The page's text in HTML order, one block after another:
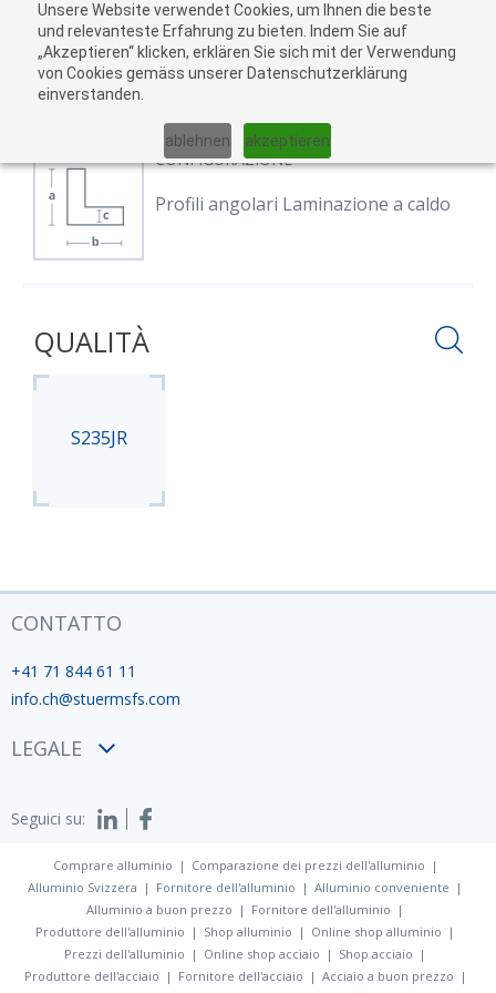
Unsere Website verwendet Cookies, um Ihnen die beste
und relevanteste Erfahrung zu bieten. Indem Sie auf
„Akzeptieren“ klicken, erklären Sie sich mit der Verwendung
von Cookies gemäss unserer Datenschutzerklärung
einverstanden.
ablehnen akzeptieren
01 02
CONFIGURAZIONE
Profili angolari Laminazione a caldo
QUALITÀ
S235JR
CONTATTO
+41 71 844 61 11
info.ch@stuermsfs.com
LEGALE
Privacy policy
Seguici su:
Comprare alluminio
Comparazione dei prezzi dell'alluminio
Alluminio Svizzera
Fornitore dell'alluminio
Alluminio conveniente
Alluminio a buon prezzo
Fornitore dell'alluminio
Produttore dell'alluminio
Shop alluminio
Online shop alluminio
Prezzi dell'alluminio
Online shop acciaio
Shop acciaio
Produttore dell'acciaio
Fornitore dell'acciaio
Acciaio a buon prezzo